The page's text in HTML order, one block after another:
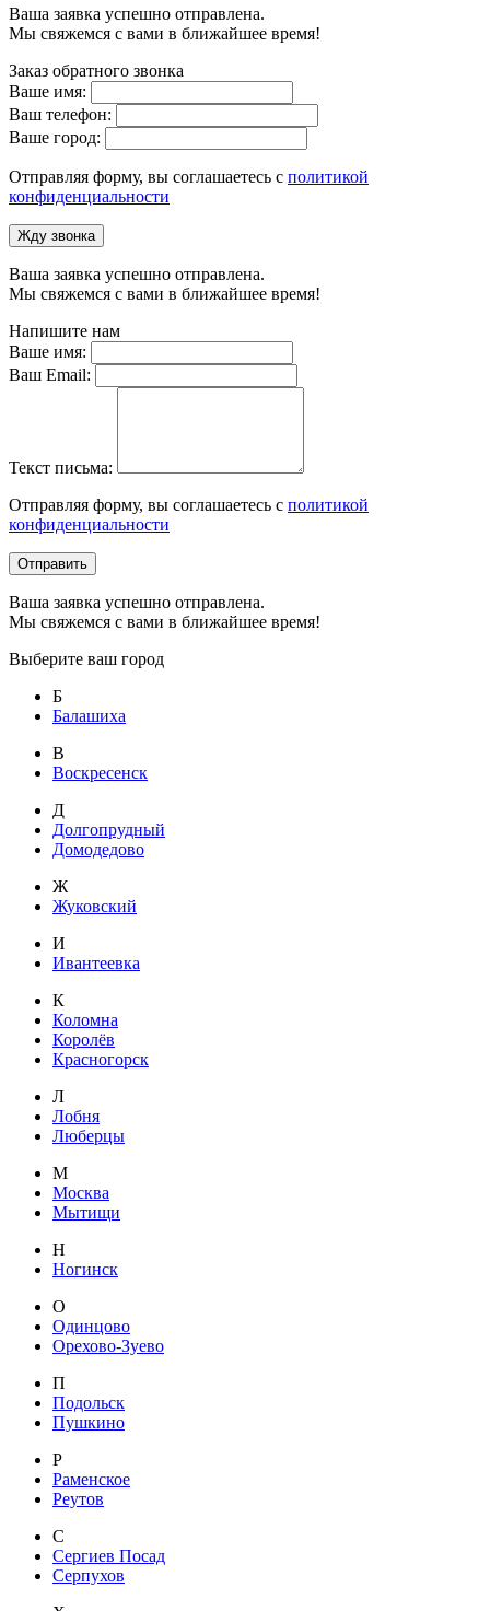
Ваша заявка успешно отправлена.
Мы свяжемся с вами в ближайшее время!
Заказ обратного звонка
Ваше имя:
Ваш телефон:
Ваше город:
Отправляя форму, вы соглашаетесь с политикой
конфиденциальности
Жду звонка
Ваша заявка успешно отправлена.
Мы свяжемся с вами в ближайшее время!
Напишите нам
Ваше имя:
Ваш Email:
Текст письма:
Отправляя форму, вы соглашаетесь с политикой
конфиденциальности
Отправить
Ваша заявка успешно отправлена.
Мы свяжемся с вами в ближайшее время!
Выберите ваш город
Б
Балашиха
В
Воскресенск
Д
Долгопрудный
Домодедово
Ж
Жуковский
И
Ивантеевка
К
Коломна
Королёв
Красногорск
Л
Лобня
Люберцы
М
Москва
Мытищи
Н
Ногинск
О
Одинцово
Орехово-Зуево
П
Подольск
Пушкино
Р
Раменское
Реутов
С
Сергиев Посад
Серпухов